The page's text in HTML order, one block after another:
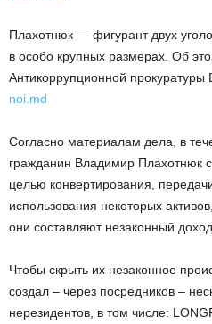
Плахотнюк — фигурант двух
в особо крупных размерах. Об
Антикоррупционной
noi.md
Согласно материалам дела, в
гражданин Владимир Плахотнюк
целью конвертирования,
использования некоторых
они составляют незаконный доход.
Чтобы скрыть их незаконное
создал – через посредников –
нерезидентов, в том числе: